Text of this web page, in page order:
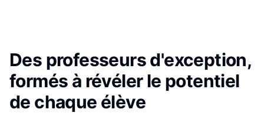
Des professeurs d'exception,
formés à révéler le potentiel
de chaque élève